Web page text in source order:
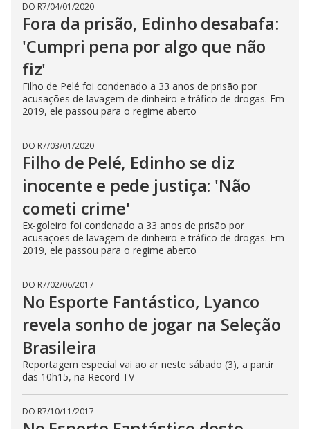
DO R7/04/01/2020
Fora da prisão, Edinho desabafa:
'Cumpri pena por algo que não
fiz'
Filho de Pelé foi condenado a 33 anos de prisão por
acusações de lavagem de dinheiro e tráfico de drogas. Em
2019, ele passou para o regime aberto
DO R7/03/01/2020
Filho de Pelé, Edinho se diz
inocente e pede justiça: 'Não
cometi crime'
Ex-goleiro foi condenado a 33 anos de prisão por
acusações de lavagem de dinheiro e tráfico de drogas. Em
2019, ele passou para o regime aberto
DO R7/02/06/2017
No Esporte Fantástico, Lyanco
revela sonho de jogar na Seleção
Brasileira
Reportagem especial vai ao ar neste sábado (3), a partir
das 10h15, na Record TV
DO R7/10/11/2017